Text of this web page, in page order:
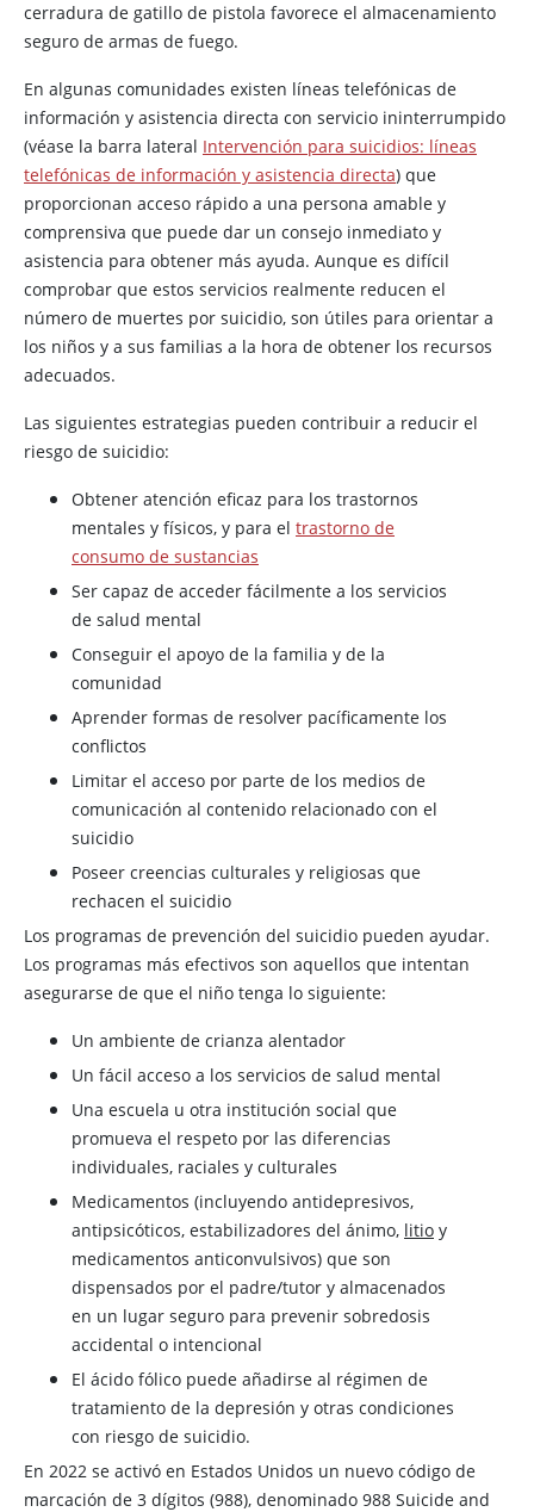
cerradura de gatillo de pistola favorece el almacenamiento
seguro de armas de fuego.
En algunas comunidades existen líneas telefónicas de
información y asistencia directa con servicio ininterrumpido
(véase la barra lateral Intervención para suicidios: líneas
telefónicas de información y asistencia directa) que
proporcionan acceso rápido a una persona amable y
comprensiva que puede dar un consejo inmediato y
asistencia para obtener más ayuda. Aunque es difícil
comprobar que estos servicios realmente reducen el
número de muertes por suicidio, son útiles para orientar a
los niños y a sus familias a la hora de obtener los recursos
adecuados.
Las siguientes estrategias pueden contribuir a reducir el
riesgo de suicidio:
Obtener atención eficaz para los trastornos
mentales y físicos, y para el trastorno de
consumo de sustancias
Ser capaz de acceder fácilmente a los servicios
de salud mental
Conseguir el apoyo de la familia y de la
comunidad
Aprender formas de resolver pacíficamente los
conflictos
Limitar el acceso por parte de los medios de
comunicación al contenido relacionado con el
suicidio
Poseer creencias culturales y religiosas que
rechacen el suicidio
Los programas de prevención del suicidio pueden ayudar.
Los programas más efectivos son aquellos que intentan
asegurarse de que el niño tenga lo siguiente:
Un ambiente de crianza alentador
Un fácil acceso a los servicios de salud mental
Una escuela u otra institución social que
promueva el respeto por las diferencias
individuales, raciales y culturales
Medicamentos (incluyendo antidepresivos,
antipsicóticos, estabilizadores del ánimo, litio y
medicamentos anticonvulsivos) que son
dispensados por el padre/tutor y almacenados
en un lugar seguro para prevenir sobredosis
accidental o intencional
El ácido fólico puede añadirse al régimen de
tratamiento de la depresión y otras condiciones
con riesgo de suicidio.
En 2022 se activó en Estados Unidos un nuevo código de
marcación de 3 dígitos (988), denominado 988 Suicide and